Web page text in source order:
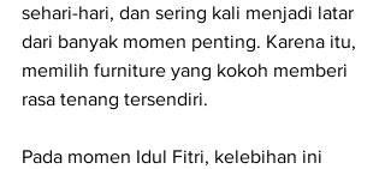
sehari-hari, dan sering kali menjadi latar
dari banyak momen penting. Karena itu,
memilih furniture yang kokoh memberi
rasa tenang tersendiri.
Pada momen Idul Fitri, kelebihan ini